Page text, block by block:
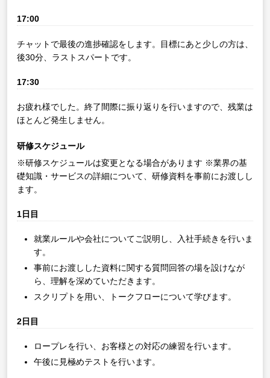
17:00
チャットで最後の進捗確認をします。目標にあと少しの方は、
後30分、ラストスパートです。
17:30
お疲れ様でした。終了間際に振り返りを行いますので、残業は
ほとんど発生しません。
研修スケジュール
※研修スケジュールは変更となる場合があります ※業界の基
礎知識・サービスの詳細について、研修資料を事前にお渡しし
ます。
1日目
就業ルールや会社についてご説明し、入社手続きを行いま
す。
事前にお渡しした資料に関する質問回答の場を設けなが
ら、理解を深めていただきます。
スクリプトを用い、トークフローについて学びます。
2日目
ロープレを行い、お客様との対応の練習を行います。
午後に見極めテストを行います。